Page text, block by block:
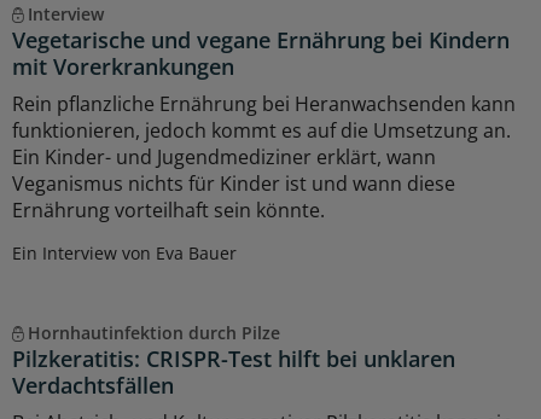
Interview
Vegetarische und vegane Ernährung bei Kindern
mit Vorerkrankungen
Rein pflanzliche Ernährung bei Heranwachsenden kann
funktionieren, jedoch kommt es auf die Umsetzung an.
Ein Kinder- und Jugendmediziner erklärt, wann
Veganismus nichts für Kinder ist und wann diese
Ernährung vorteilhaft sein könnte.
Ein Interview von Eva Bauer
Hornhautinfektion durch Pilze
Pilzkeratitis: CRISPR-Test hilft bei unklaren
Verdachtsfällen